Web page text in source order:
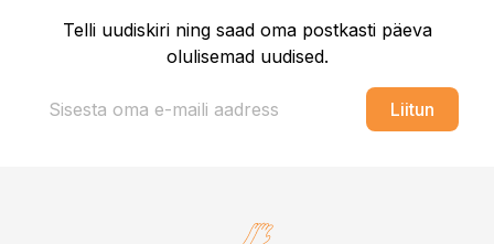
Telli uudiskiri ning saad oma postkasti päeva
olulisemad uudised.
Liitun